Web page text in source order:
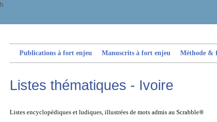
b
Publications à fort enjeu Manuscrits à fort enjeu Méthode &
Listes thématiques - Ivoire
Listes encyclopédiques et ludiques, illustrées de mots admis au Scrabble®